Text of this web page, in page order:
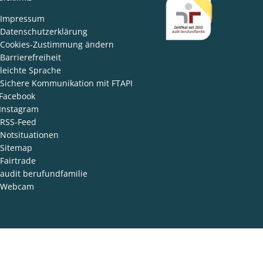
Impressum
Datenschutzerklärung
Cookies-Zustimmung ändern
Barrierefreiheit
leichte Sprache
Sichere Kommunikation mit FTAPI
Facebook
Instagram
RSS-Feed
Notsituationen
Sitemap
Fairtrade
audit berufundfamilie
Webcam